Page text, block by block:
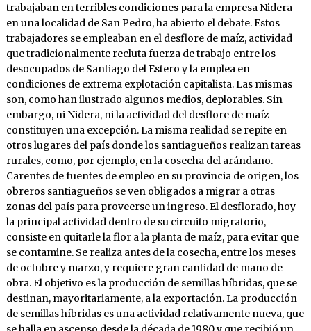
trabajaban en terribles condiciones para la empresa Nidera
en una localidad de San Pedro, ha abierto el debate. Estos
trabajadores se empleaban en el desflore de maíz, actividad
que tradicionalmente recluta fuerza de trabajo entre los
desocupados de Santiago del Estero y la emplea en
condiciones de extrema explotación capitalista. Las mismas
son, como han ilustrado algunos medios, deplorables. Sin
embargo, ni Nidera, ni la actividad del desflore de maíz
constituyen una excepción. La misma realidad se repite en
otros lugares del país donde los santiagueños realizan tareas
rurales, como, por ejemplo, en la cosecha del arándano.
Carentes de fuentes de empleo en su provincia de origen, los
obreros santiagueños se ven obligados a migrar a otras
zonas del país para proveerse un ingreso. El desflorado, hoy
la principal actividad dentro de su circuito migratorio,
consiste en quitarle la flor a la planta de maíz, para evitar que
se contamine. Se realiza antes de la cosecha, entre los meses
de octubre y marzo, y requiere gran cantidad de mano de
obra. El objetivo es la producción de semillas híbridas, que se
destinan, mayoritariamente, a la exportación. La producción
de semillas híbridas es una actividad relativamente nueva, que